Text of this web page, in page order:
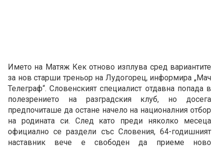
Името на Матяж Кек отново изплува сред вариантите
за нов старши треньор на Лудогорец, информира „Мач
Телеграф“. Словенският специалист отдавна попада в
полезрението на разградския клуб, но досега
предпочиташе да остане начело на националния отбор
на родината си. След като преди няколко месеца
официално се раздели със Словения, 64-годишният
наставник вече е свободен да приеме ново